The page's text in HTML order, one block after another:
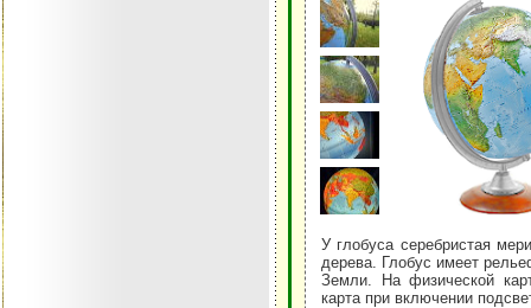
У глобуса серебристая
дерева. Глобус имеет
Земли. На физической
карта при включении